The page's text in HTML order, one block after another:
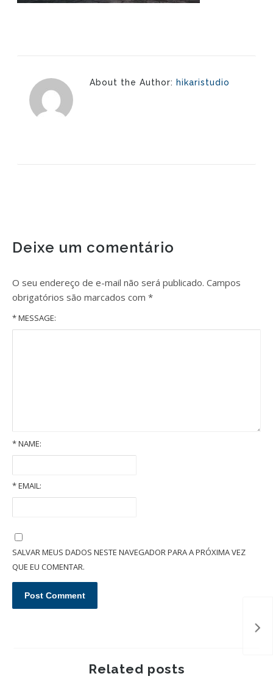
About the Author: hikaristudio
Deixe um comentário
O seu endereço de e-mail não será publicado. Campos
obrigatórios são marcados com *
* MESSAGE:
*NAME:
*EMAIL:
SALVAR MEUS DADOS NESTE NAVEGADOR PARA A PRÓXIMA VEZ
QUE EU COMENTAR.
Related posts